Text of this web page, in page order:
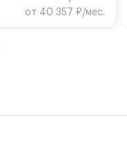
от 40 357 ₽/мес.